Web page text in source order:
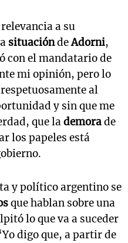
a su
situacióndeAdorni,
con el mandatario de
mi opinión, pero lo
al
y sin que me
que lademorade
los papeles está
y político argentino se
que hablan sobre una
lo que va a suceder
digo que, a partir de